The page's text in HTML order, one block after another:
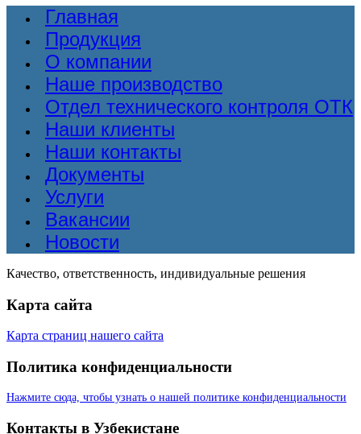
Главная
Продукция
О компании
Наше производство
Отдел технического контроля ОТК
Наши клиенты
Наши контакты
Документы
Услуги
Вакансии
Новости
Качество, ответственность, индивидуальные решения
Карта сайта
Карта страниц нашего сайта
Политика конфиденциальности
Нажмите сюда, чтобы узнать о нашей политике конфиденциальности
Контакты в Узбекистане